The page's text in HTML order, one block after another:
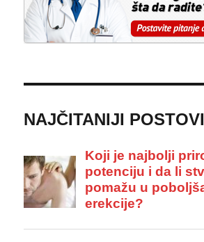
NAJČITANIJI POSTOVI